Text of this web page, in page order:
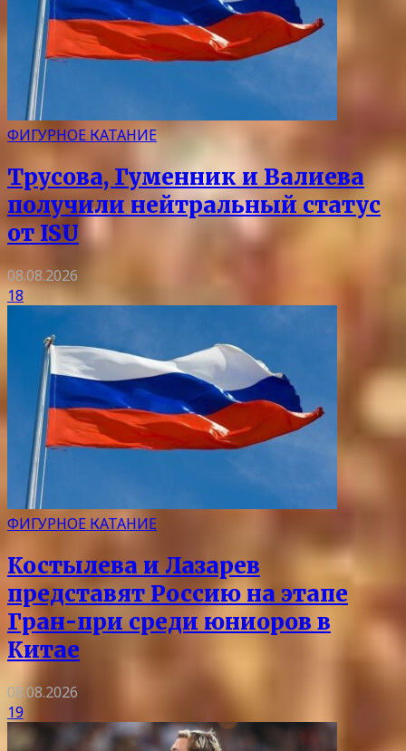
ФИГУРНОЕ КАТАНИЕ
Трусова, Гуменник и Валиева
получили нейтральный статус
от ISU
08.08.2026
18
ФИГУРНОЕ КАТАНИЕ
Костылева и Лазарев
представят Россию на этапе
Гран-при среди юниоров в
Китае
08.08.2026
19